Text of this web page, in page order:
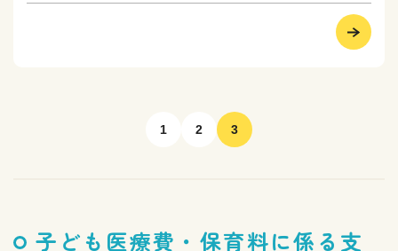
1 2 3
子ども医療費・保育料に係る支